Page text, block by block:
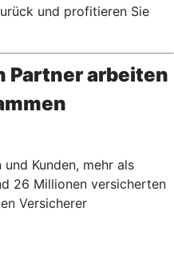
und profitieren Sie
Partner arbeiten
Kunden, mehr als
26 Millionen versicherten
Versicherer